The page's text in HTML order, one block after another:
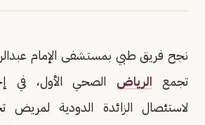
نجح فريق طبي بمستشفى الإمام
تجمع الرياض الصحي الأول، في
لاستئصال الزائدة الدودية لمريض